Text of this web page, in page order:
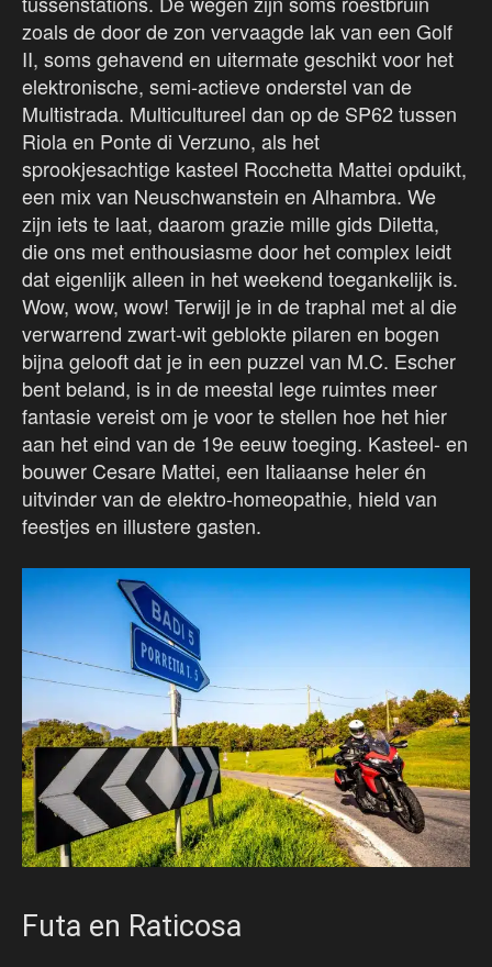
zoals de door de zon vervaagde lak van een Golf
II, soms gehavend en uitermate geschikt voor het
elektronische, semi-actieve onderstel van de
Multistrada. Multicultureel dan op de SP62 tussen
Riola en Ponte di Verzuno, als het
sprookjesachtige kasteel Rocchetta Mattei opduikt,
een mix van Neuschwanstein en Alhambra. We
zijn iets te laat, daarom grazie mille gids Diletta,
die ons met enthousiasme door het complex leidt
dat eigenlijk alleen in het weekend toegankelijk is.
Wow, wow, wow! Terwijl je in de traphal met al die
verwarrend zwart-wit geblokte pilaren en bogen
bijna gelooft dat je in een puzzel van M.C. Escher
bent beland, is in de meestal lege ruimtes meer
fantasie vereist om je voor te stellen hoe het hier
aan het eind van de 19e eeuw toeging. Kasteel- en
bouwer Cesare Mattei, een Italiaanse heler én
uitvinder van de elektro-homeopathie, hield van
feestjes en illustere gasten.
Futa en Raticosa